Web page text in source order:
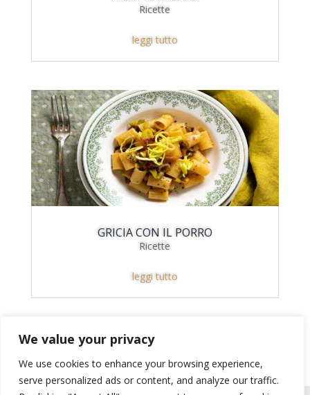
We value your privacy
We use cookies to enhance your browsing experience,
serve personalized ads or content, and analyze our traffic.
Ricette
leggi tutto
GRICIA CON IL PORRO
Ricette
leggi tutto